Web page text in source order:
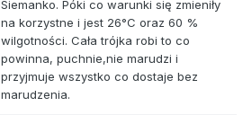
Siemanko. Póki co warunki się zmieniły
na korzystne i jest 26°C oraz 60 %
wilgotności. Cała trójka robi to co
powinna, puchnie,nie marudzi i
przyjmuje wszystko co dostaje bez
marudzenia.